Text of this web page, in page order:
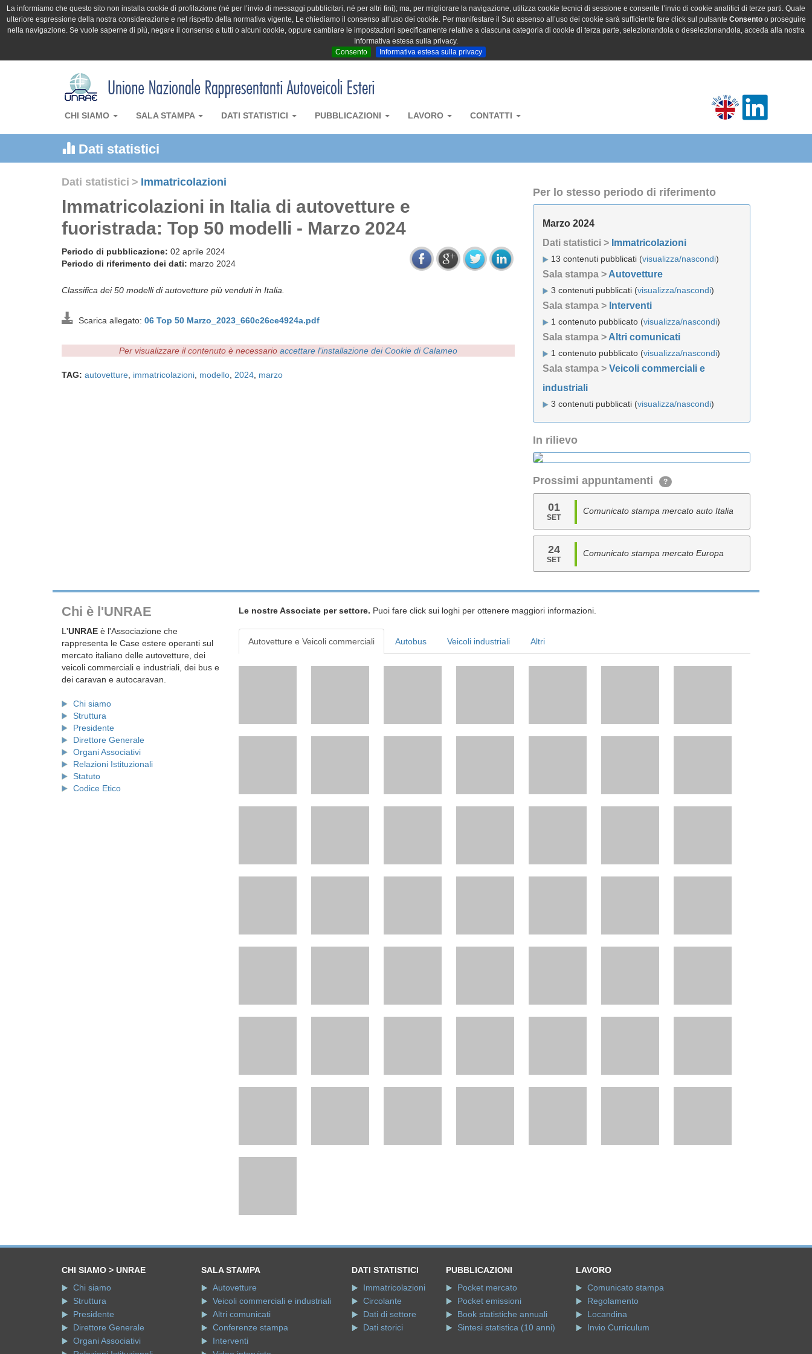
La informiamo che questo sito non installa cookie di profilazione (né per l’invio di messaggi pubblicitari, né per altri fini); ma, per migliorare la navigazione, utilizza cookie tecnici di sessione e consente l’invio di cookie analitici di terze parti. Quale
ulteriore espressione della nostra considerazione e nel rispetto della normativa vigente, Le chiediamo il consenso all’uso dei cookie. Per manifestare il Suo assenso all’uso dei cookie sarà sufficiente fare click sul pulsante Consentoo proseguire
nella navigazione. Se vuole saperne di più, negare il consenso a tutti o alcuni cookie, oppure cambiare le impostazioni specificamente relative a ciascuna categoria di cookie di terza parte, selezionandola o deselezionandola, acceda alla nostra
Informativa estesa sulla privacy.
Consento
Informativa estesa sulla privacy
CHI SIAMO SALA STAMPA DATI STATISTICI PUBBLICAZIONI LAVORO CONTATTI
Dati statistici
Dati statistici > Immatricolazioni
Immatricolazioni in Italia di autovetture e
fuoristrada: Top 50 modelli - Marzo 2024
Periodo di pubblicazione: 02 aprile 2024
Periodo di riferimento dei dati: marzo 2024
Classifica dei 50 modelli di autovetture più venduti in Italia.
Scarica allegato: 06 Top 50 Marzo_2023_660c26ce4924a.pdf
Per visualizzare il contenuto è necessario accettare l'installazione dei Cookie di Calameo
TAG: autovetture immatricolazioni modello 2024 marzo
Per lo stesso periodo di riferimento
Marzo 2024
Dati statistici > Immatricolazioni
13 contenuti pubblicati (visualizza/nascondi)
Sala stampa > Autovetture
3 contenuti pubblicati (visualizza/nascondi)
Sala stampa > Interventi
1 contenuto pubblicato (visualizza/nascondi)
Sala stampa > Altri comunicati
1 contenuto pubblicato (visualizza/nascondi)
Sala stampa > Veicoli commerciali e
industriali
3 contenuti pubblicati (visualizza/nascondi)
In rilievo
Prossimi appuntamenti ?
01
SET
Comunicato stampa mercato auto Italia
24
SET
Comunicato stampa mercato Europa
Chi è l'UNRAE
L'UNRAE è l'Associazione che
rappresenta le Case estere operanti sul
mercato italiano delle autovetture, dei
veicoli commerciali e industriali, dei bus e
dei caravan e autocaravan.
Chi siamo
Struttura
Presidente
Direttore Generale
Organi Associativi
Relazioni Istituzionali
Statuto
Codice Etico
Le nostre Associate per settore. Puoi fare click sui loghi per ottenere maggiori informazioni.
Autovetture e Veicoli commerciali Autobus Veicoli industriali Altri
CHI SIAMO > UNRAE
Chi siamo
Struttura
Presidente
Direttore Generale
Organi Associativi
SALA STAMPA
Autovetture
Veicoli commerciali e industriali
Altri comunicati
Conferenze stampa
Interventi
DATI STATISTICI
Immatricolazioni
Circolante
Dati di settore
Dati storici
PUBBLICAZIONI
Pocket mercato
Pocket emissioni
Book statistiche annuali
Sintesi statistica (10 anni)
LAVORO
Comunicato stampa
Regolamento
Locandina
Invio Curriculum